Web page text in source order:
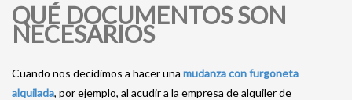
QUÉ DOCUMENTOS SON
NECESARIOS
Cuando nos decidimos a hacer una mudanza con furgoneta
alquilada, por ejemplo, al acudir a la empresa de alquiler de